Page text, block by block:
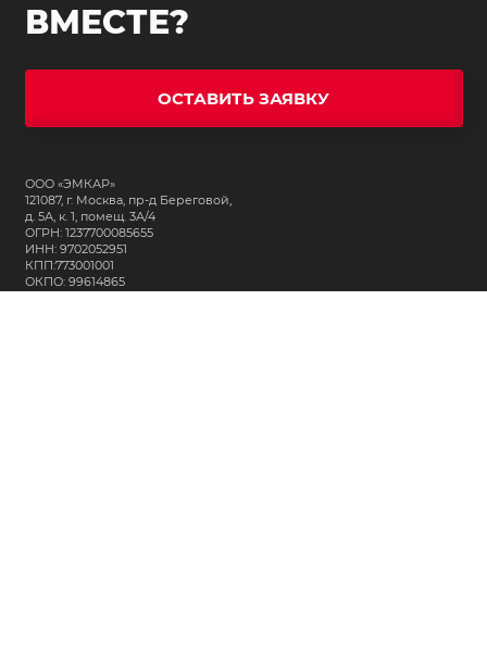
ВМЕСТЕ?
ОСТАВИТЬ ЗАЯВКУ
ООО «ЭМКАР»
121087, г. Москва, пр-д Береговой,
д. 5А, к. 1, помещ. 3А/4
ОГРН: 1237700085655
ИНН: 9702052951
КПП:773001001
ОКПО: 99614865